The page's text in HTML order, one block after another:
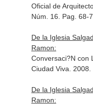
Oficial de
Núm. 16. Pag. 68-
De la Iglesia
Ramon:
Conversaci?N con
Ciudad Viva .
De la Iglesia
Ramon: